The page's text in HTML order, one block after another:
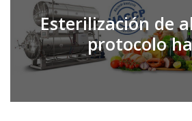
Esterilización de
protocolo